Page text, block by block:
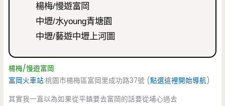
楊梅/慢遊富岡
中壢/水young青塘園
中壢/藝遊中壢上河圖
楊梅/慢遊富岡
富岡火車站:桃園市楊梅區富岡里成功路37號 (點選這裡開始導航)
其實我一直以為如果從平鎮要去富岡的話要從埔心過去